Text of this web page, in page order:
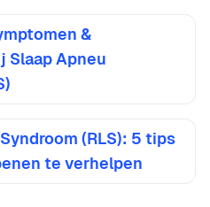
&
Slaap Apneu
(RLS): 5 tips
te verhelpen